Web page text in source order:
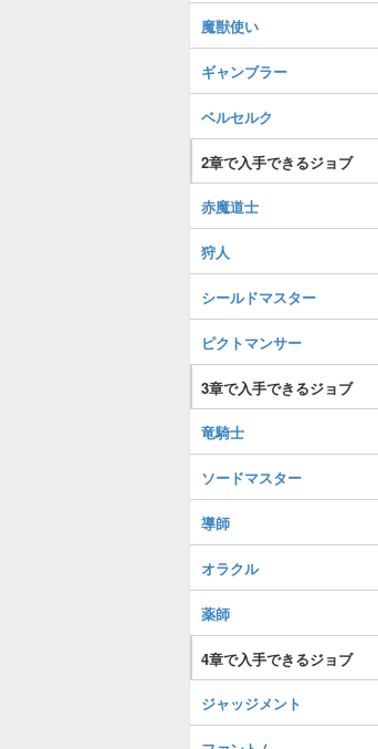
魔獣使い
ギャンブラー
ベルセルク
2章で入手できるジョブ
赤魔道士
狩人
シールドマスター
ピクトマンサー
3章で入手できるジョブ
竜騎士
ソードマスター
導師
オラクル
薬師
4章で入手できるジョブ
ジャッジメント